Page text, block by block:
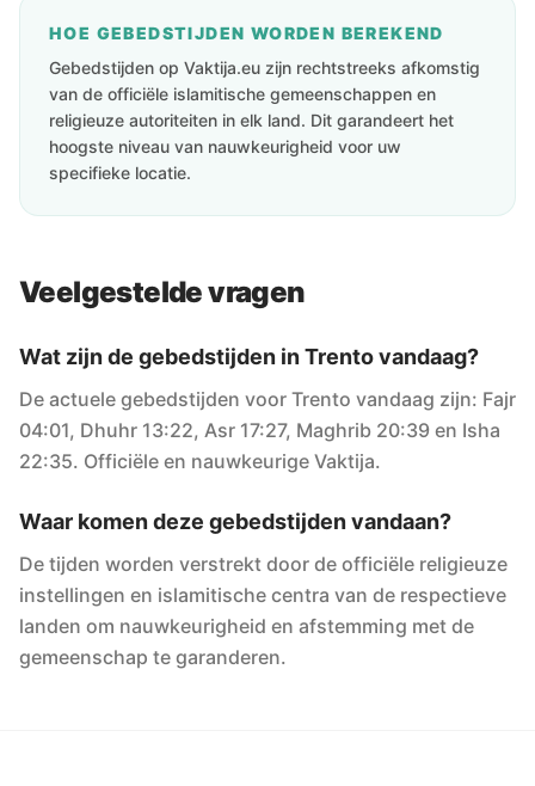
HOE GEBEDSTIJDEN WORDEN BEREKEND
Gebedstijden op Vaktija.eu zijn rechtstreeks afkomstig
van de officiële islamitische gemeenschappen en
religieuze autoriteiten in elk land. Dit garandeert het
hoogste niveau van nauwkeurigheid voor uw
specifieke locatie.
Veelgestelde vragen
Wat zijn de gebedstijden in Trento vandaag?
De actuele gebedstijden voor Trento vandaag zijn: Fajr
04:01, Dhuhr 13:22, Asr 17:27, Maghrib 20:39 en Isha
22:35. Officiële en nauwkeurige Vaktija.
Waar komen deze gebedstijden vandaan?
De tijden worden verstrekt door de officiële religieuze
instellingen en islamitische centra van de respectieve
landen om nauwkeurigheid en afstemming met de
gemeenschap te garanderen.